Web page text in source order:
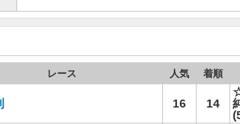
レース 人気 着順
16 14